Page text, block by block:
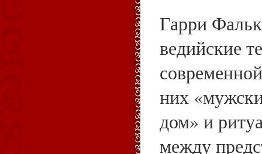
Гарри
ведийские
них
дом» и
между